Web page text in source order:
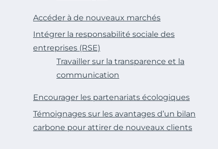
Accéder à de nouveaux marchés
Intégrer la responsabilité sociale des
entreprises (RSE)
Travailler sur la transparence et la
communication
Encourager les partenariats écologiques
Témoignages sur les avantages d’un bilan
carbone pour attirer de nouveaux clients